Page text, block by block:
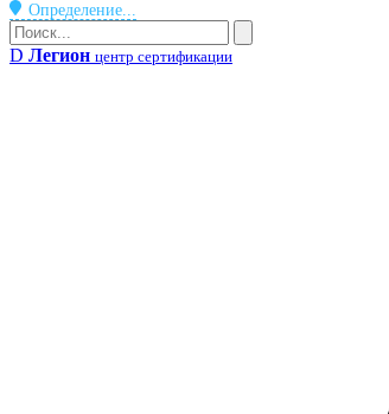
Определение...
Поиск
Поиск
D Легион центр сертификации